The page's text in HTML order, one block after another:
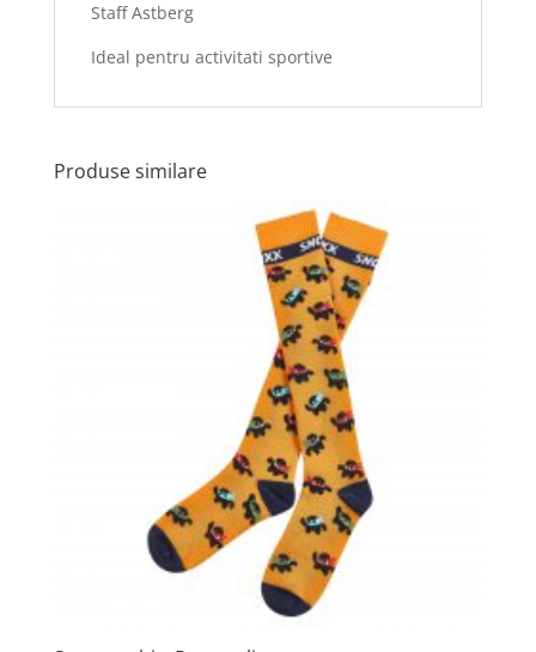
Staff Astberg
Ideal pentru activitati sportive
Produse similare